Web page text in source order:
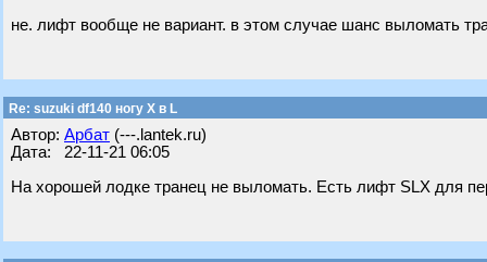
не. лифт вообще не вариант. в этом случае шанс выломать
Re: suzuki df140 ногу X в L
Автор: Арбат (---.lantek.ru)
Дата: 22-11-21 06:05
На хорошей лодке транец не выломать. Есть лифт SLX для